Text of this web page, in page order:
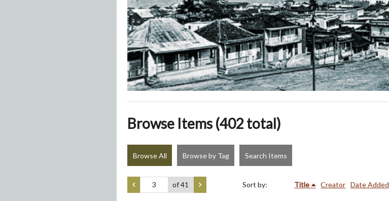
Browse Items (402 total)
Browse All Browse by Tag Search Items
of 41 Sort by: Title Creator Date Added